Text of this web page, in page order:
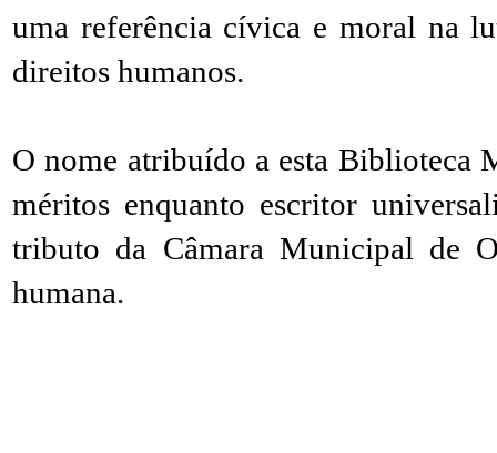
uma referência cívica e moral na
direitos humanos.
O nome atribuído a esta Biblioteca
méritos enquanto escritor
tributo da Câmara Municipal de
humana.